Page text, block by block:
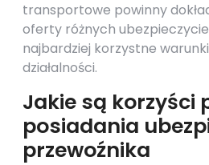
transportowe powinny
oferty różnych
najbardziej korzystne
działalności.
Jakie są korzyści
posiadania
przewoźnika